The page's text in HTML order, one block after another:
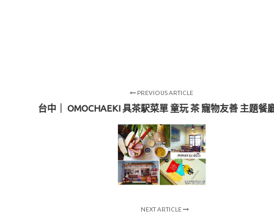
PREVIOUS ARTICLE
台中｜ OMOCHAEKI 具茶駅菜單 童玩 茶 寵物友善 主題
NEXT ARTICLE